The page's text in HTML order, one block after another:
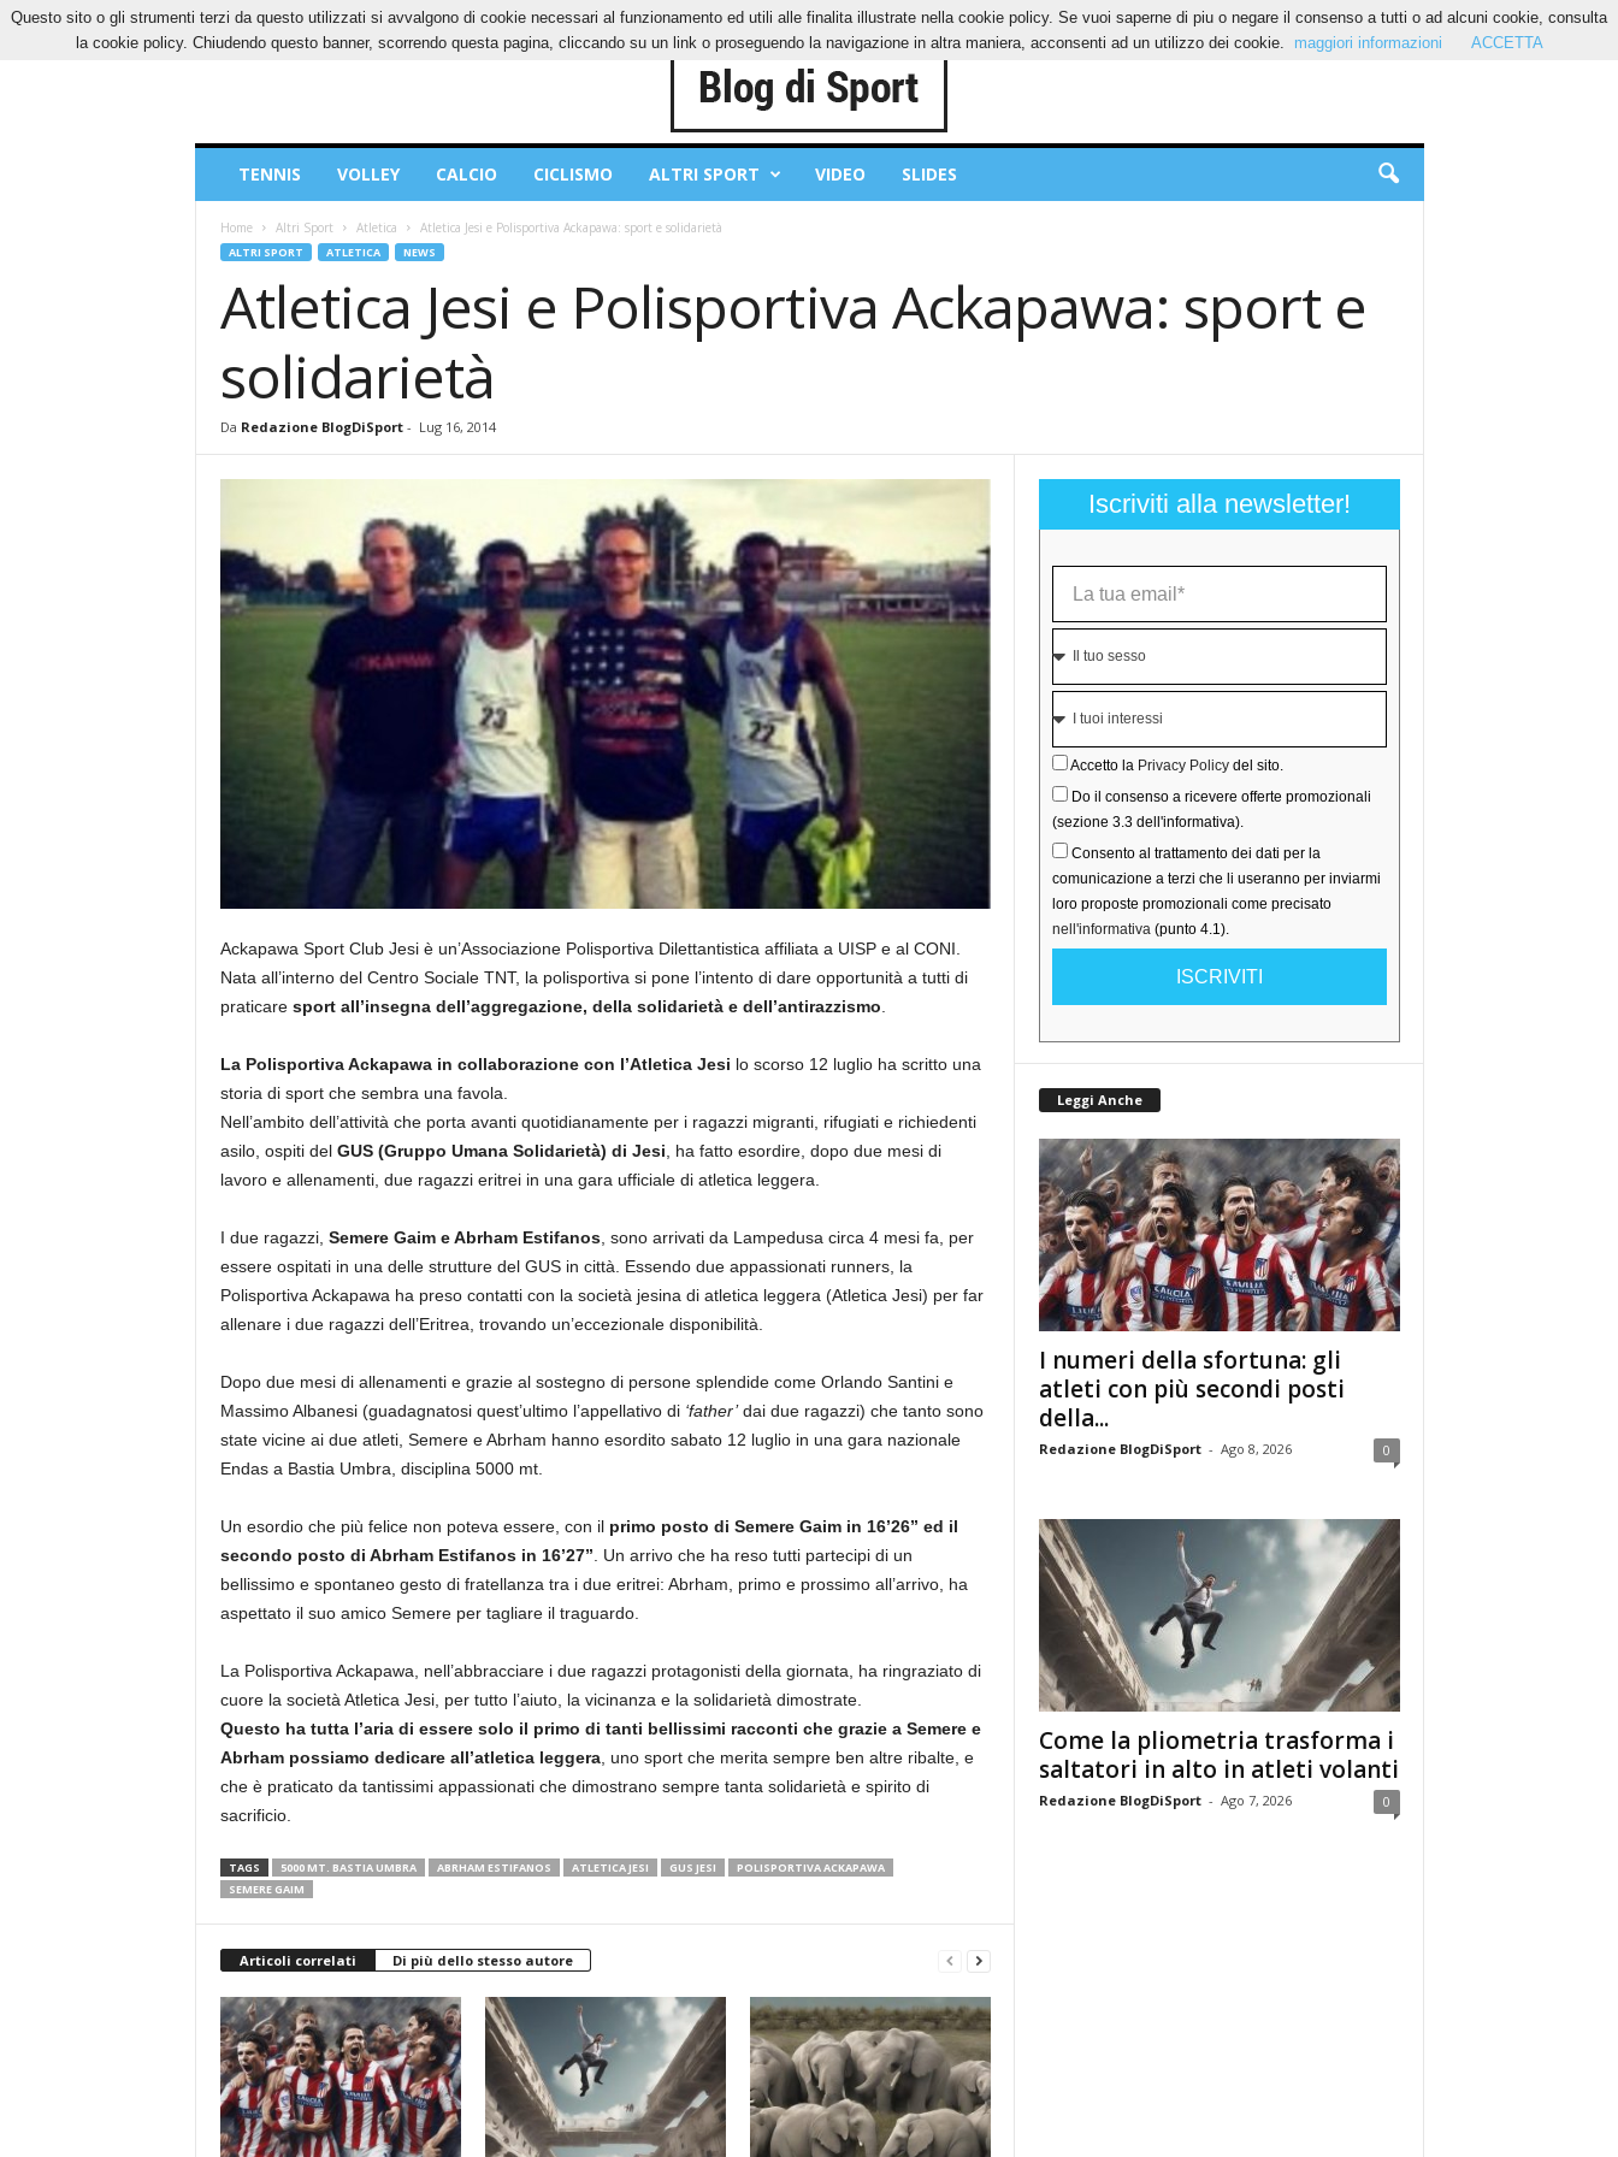
SABATO, 8 AGOSTO 2026 CONTATTI COOKIES PRIVACY POLICY
Sport
TENNIS VOLLEY CALCIO CICLISMO ALTRI SPORT VIDEO SLIDES
Home Altri Sport Atletica Atletica Jesi e Polisportiva Ackapawa: sport e solidarietà
ALTRI SPORT ATLETICA NEWS
Atletica Jesi e Polisportiva Ackapawa: sport e
solidarietà
Da Redazione BlogDiSport- Lug 16, 2014
Ackapawa Sport Club Jesi è un’Associazione Polisportiva Dilettantistica affiliata a UISP e al CONI.
Nata all’interno del Centro Sociale TNT, la polisportiva si pone l’intento di dare opportunità a tutti di
praticare sport all’insegna dell’aggregazione, della solidarietà e dell’antirazzismo
La Polisportiva Ackapawa in collaborazione con l’Atletica Jesi lo scorso 12 luglio ha scritto una
storia di sport che sembra una favola.
Nell’ambito dell’attività che porta avanti quotidianamente per i ragazzi migranti, rifugiati e richiedenti
asilo, ospiti del GUS (Gruppo Umana Solidarietà) di Jesi , ha fatto esordire, dopo due mesi di
lavoro e allenamenti, due ragazzi eritrei in una gara ufficiale di atletica leggera.
I due ragazzi, Semere Gaim e Abrham Estifanos, sono arrivati da Lampedusa circa 4 mesi fa, per
essere ospitati in una delle strutture del GUS in città. Essendo due appassionati runners, la
Polisportiva Ackapawa ha preso contatti con la società jesina di atletica leggera (Atletica Jesi) per far
allenare i due ragazzi dell’Eritrea, trovando un’eccezionale disponibilità.
Dopo due mesi di allenamenti e grazie al sostegno di persone splendide come Orlando Santini e
Massimo Albanesi (guadagnatosi quest’ultimo l’appellativo di ‘father’dai due ragazzi) che tanto sono
state vicine ai due atleti, Semere e Abrham hanno esordito sabato 12 luglio in una gara nazionale
Endas a Bastia Umbra, disciplina 5000 mt.
Un esordio che più felice non poteva essere, con il primo posto di Semere Gaim in 16’26” ed il
secondo posto di Abrham Estifanos in 16’27” . Un arrivo che ha reso tutti partecipi di un
bellissimo e spontaneo gesto di fratellanza tra i due eritrei: Abrham, primo e prossimo all’arrivo, ha
aspettato il suo amico Semere per tagliare il traguardo.
La Polisportiva Ackapawa, nell’abbracciare i due ragazzi protagonisti della giornata, ha ringraziato di
cuore la società Atletica Jesi, per tutto l’aiuto, la vicinanza e la solidarietà dimostrate.
Questo ha tutta l’aria di essere solo il primo di tanti bellissimi racconti che grazie a Semere e
Abrham possiamo dedicare all’atletica leggera, uno sport che merita sempre ben altre ribalte, e
che è praticato da tantissimi appassionati che dimostrano sempre tanta solidarietà e spirito di
sacrificio.
TAGS 5000 MT. BASTIA UMBRA ABRHAM ESTIFANOS ATLETICA JESI GUS JESI
POLISPORTIVA ACKAPAWA
SEMERE GAIM
Articoli correlati Di più dello stesso autore
Iscriviti alla newsletter!
Accetto la Privacy Policydel sito.
Do il consenso a ricevere offerte promozionali
(sezione 3.3 dell'informativa).
Consento al trattamento dei dati per la
comunicazione a terzi che li useranno per inviarmi
loro proposte promozionali come precisato
nell'informativa(punto 4.1).
ISCRIVITI
Leggi Anche
I numeri della sfortuna: gli
atleti con più secondi posti
della...
Redazione BlogDiSport - Ago 8, 2026 0
Come la pliometria trasforma i
saltatori in alto in atleti volanti
Redazione BlogDiSport - Ago 7, 2026 0
Questo sito o gli strumenti terzi da questo utilizzati si avvalgono di cookie necessari al funzionamento ed utili alle finalita illustrate nella cookie policy. Se vuoi saperne di piu o negare il consenso a tutti o ad alcuni cookie, consulta
la cookie policy. Chiudendo questo banner, scorrendo questa pagina, cliccando su un link o proseguendo la navigazione in altra maniera, acconsenti ad un utilizzo dei cookie.
maggiori informazioni ACCETTA